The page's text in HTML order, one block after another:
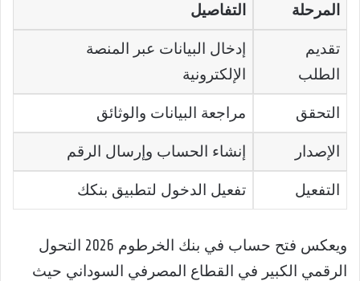
المرحلة التفاصيل
تقديم
الطلب
إدخال البيانات عبر المنصة
الإلكترونية
التحقق مراجعة البيانات والوثائق
الإصدار إنشاء الحساب وإرسال الرقم
التفعيل تفعيل الدخول لتطبيق بنكك
ويعكس فتح حساب في بنك الخرطوم 2026 التحول
الرقمي الكبير في القطاع المصرفي السوداني حيث